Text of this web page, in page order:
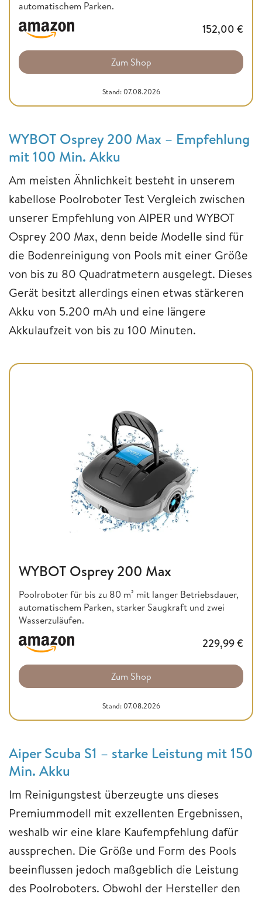
automatischem Parken.
152,00 €
Zum Shop
Stand: 07.08.2026
WYBOT Osprey 200 Max – Empfehlung
mit 100 Min. Akku
Am meisten Ähnlichkeit besteht in unserem
kabellose Poolroboter Test Vergleich zwischen
unserer Empfehlung von AIPER und WYBOT
Osprey 200 Max, denn beide Modelle sind für
die Bodenreinigung von Pools mit einer Größe
von bis zu 80 Quadratmetern ausgelegt. Dieses
Gerät besitzt allerdings einen etwas stärkeren
Akku von 5.200 mAh und eine längere
Akkulaufzeit von bis zu 100 Minuten.
WYBOT Osprey 200 Max
Poolroboter für bis zu 80 m² mit langer Betriebsdauer,
automatischem Parken, starker Saugkraft und zwei
Wasserzuläufen.
229,99€
Zum Shop
Stand: 07.08.2026
Aiper Scuba S1 – starke Leistung mit 150
Min. Akku
Im Reinigungstest überzeugte uns dieses
Premiummodell mit exzellenten Ergebnissen,
weshalb wir eine klare Kaufempfehlung dafür
aussprechen. Die Größe und Form des Pools
beeinflussen jedoch maßgeblich die Leistung
des Poolroboters. Obwohl der Hersteller den